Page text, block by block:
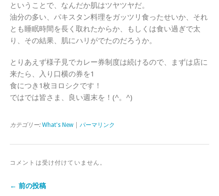
ということで、なんだか肌はツヤツヤだ。
油分の多い、パキスタン料理をガッツリ食ったせいか、それ
とも睡眠時間を長く取れたからか、もしくは食い過ぎで太
り、その結果、肌にハリがでたのだろうか。
とりあえず様子見でカレー券制度は続けるので、まずは店に
来たら、入り口横の券を1
食につき1枚ヨロシクです！
ではでは皆さま、良い週末を！(^。^)
カテゴリー: What's New パーマリンク
コメントは受け付けていません。
← 前の投稿